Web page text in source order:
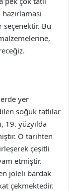
seçenektir. Bu
yer
soğuk tatlılar
19. yüzyılda
O tarihten
çeşitli
etmiştir.
jöleli bardak
çekmektedir.